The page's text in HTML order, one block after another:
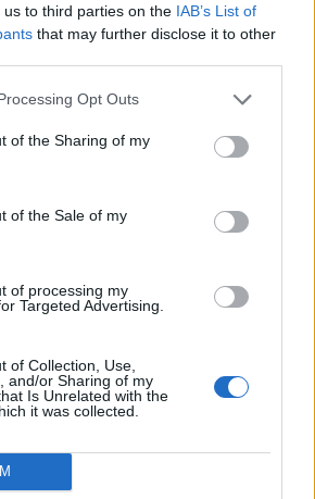
to third parties on the IAB’s List of
that may further disclose it to other
Opt Outs
of the Sharing of my
of the Sale of my
of processing my
Targeted Advertising.
of Collection, Use,
and/or Sharing of my
Is Unrelated with the
it was collected.
Loc (Ponta)